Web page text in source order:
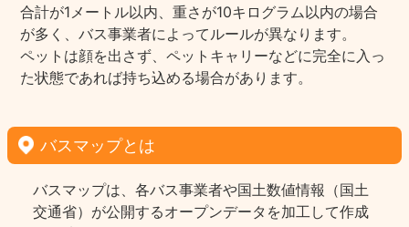
合計が1メートル以内、重さが10キログラム以内の場合
が多く、バス事業者によってルールが異なります。
ペットは顔を出さず、ペットキャリーなどに完全に入っ
た状態であれば持ち込める場合があります。
バスマップとは
バスマップは、各バス事業者や国土数値情報（国土
交通省）が公開するオープンデータを加工して作成